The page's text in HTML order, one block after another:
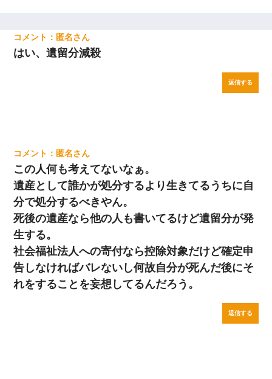
匿名
はい、遺留分減殺
返信する
匿名
この人何も考えてないなぁ。
遺産として誰かが処分するより生きてるうちに自
分で処分するべきやん。
死後の遺産なら他の人も書いてるけど遺留分が発
生する。
社会福祉法人への寄付なら控除対象だけど確定申
告しなければバレないし何故自分が死んだ後にそ
れをすることを妄想してるんだろう。
返信する